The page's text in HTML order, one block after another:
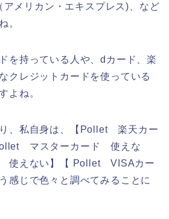
メリカン・エキスプレス)、など
。
を持っている人や、dカード、楽
クレジットカードを使っている
よね。
、私自身は、【Pollet 楽天カー
マスターカード 使えな
えない】【 Pollet VISAカー
感じで色々と調べてみることに